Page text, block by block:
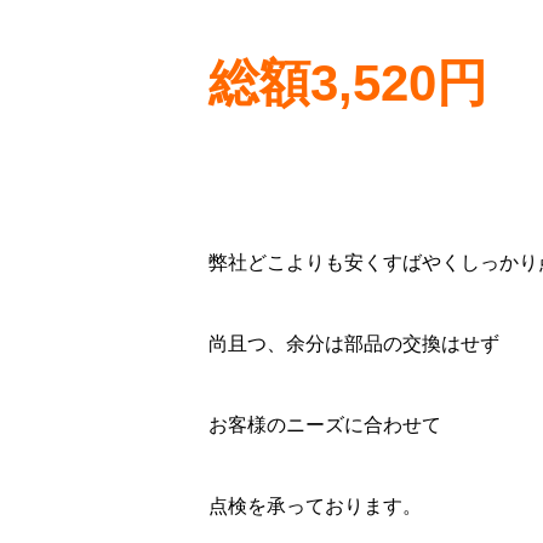
総額3,520円
弊社どこよりも安くすばやくしっかり
尚且つ、余分は部品の交換はせず
お客様のニーズに合わせて
点検を承っております。